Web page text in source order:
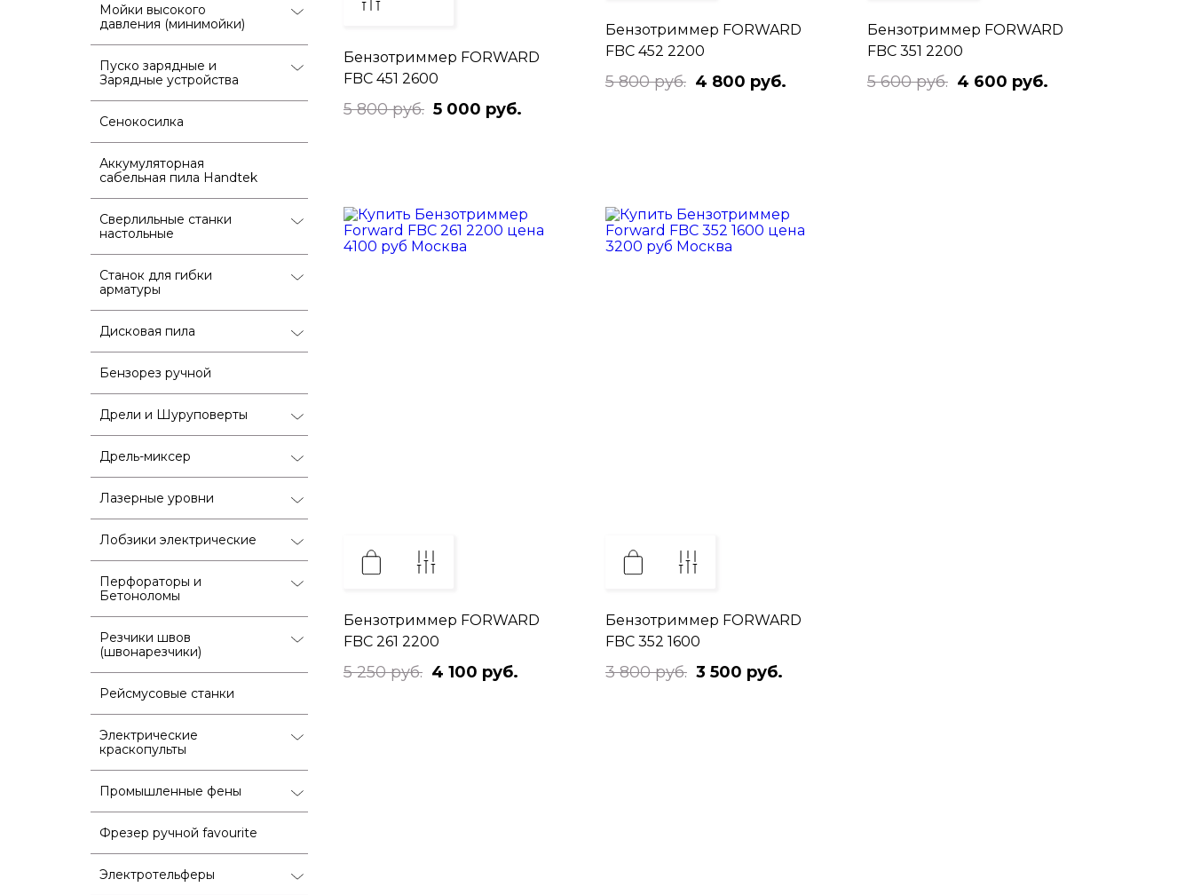
Мойки высокого
давления (минимойки)
Пуско зарядные и
Зарядные устройства
Сенокосилка
Аккумуляторная
сабельная пила Handtek
Сверлильные станки
настольные
Станок для гибки
арматуры
Дисковая пила
Бензорез ручной
Дрели и Шуруповерты
Дрель-миксер
Лазерные уровни
Лобзики электрические
Перфораторы и
Бетоноломы
Резчики швов
(швонарезчики)
Рейсмусовые станки
Электрические
краскопульты
Промышленные фены
Фрезер ручной favourite
Электротельферы
Бензотриммер FORWARD
FBC 451 2600
5 800 руб. 5 000 руб.
Бензотриммер FORWARD
FBC 452 2200
5 800 руб. 4 800 руб.
Бензотриммер FORWARD
FBC 351 2200
5 600 руб. 4 600 руб.
Бензотриммер FORWARD
FBC 261 2200
5 250 руб. 4 100 руб.
Бензотриммер FORWARD
FBC 352 1600
3 800 руб. 3 500 руб.